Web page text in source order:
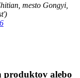
mesto Gongyi,
produktov alebo